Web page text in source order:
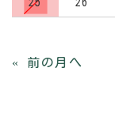
25 26